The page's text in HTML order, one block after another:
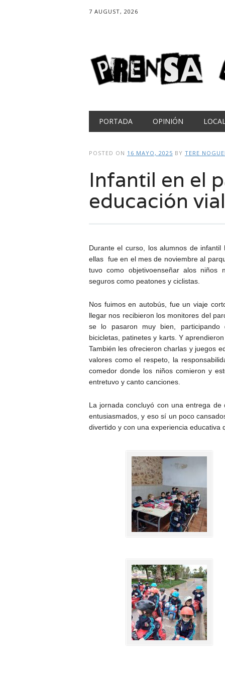
7 AUGUST, 2026
Main menu
PORTADA OPINIÓN
POSTED ON 16 MAYO, 2025 BY TERE
Infantil en el
educación vial
Durante el curso, los alumnos de
ellas fue en el mes de noviembre al
tuvo como objetivoenseñar alos niños
seguros como peatones y ciclistas.
Nos fuimos en autobús, fue un viaje
llegar nos recibieron los monitores del
se lo pasaron muy bien, participando
bicicletas, patinetes y karts. Y
También les ofrecieron charlas y juegos
valores como el respeto, la
comedor donde los niños comieron y
entretuvo y canto canciones.
La jornada concluyó con una entrega
entusiasmados, y eso sí un poco
divertido y con una experiencia educativa